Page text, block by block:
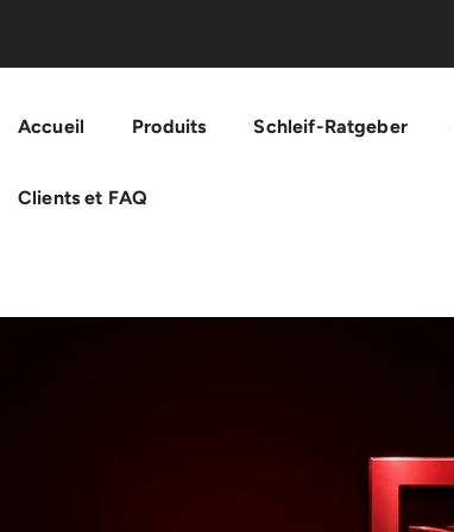
Accueil Produits Schleif-Ratgeber
Clients et FAQ